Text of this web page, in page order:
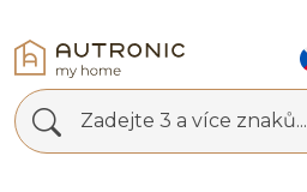
Zadejte 3 a více znaků...